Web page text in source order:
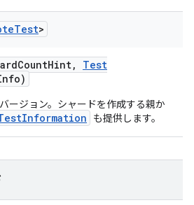
Test>
CountHint,
Test
ージョン。シャードを作成する親か
も提供します。